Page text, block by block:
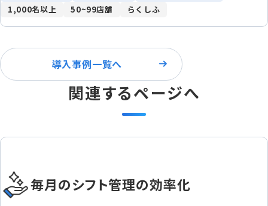
1,000名以上
50~99店舗 らくしふ
導入事例一覧へ
関連するページへ
毎月のシフト管理の効率化